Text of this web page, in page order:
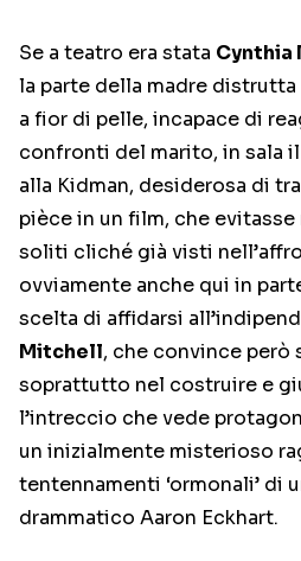
Se a teatro era stata Cynthia
la parte della madre
a fior di pelle, incapace di
confronti del marito, in sala
alla Kidman, desiderosa di
pièce in un film, che
soliti cliché già visti
ovviamente anche qui in
scelta di affidarsi
Mitchell, che convince però
soprattutto nel costruire e
l’intreccio che vede
un inizialmente misterioso
tentennamenti ‘ormonali’ di
drammatico Aaron Eckhart.